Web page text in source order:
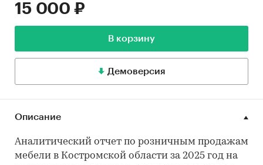
15 000 ₽
В корзину
Демоверсия
Описание
Аналитический отчет по розничным продажам
мебели в Костромской области за 2025 год на